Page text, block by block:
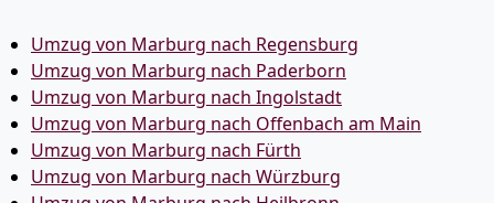
Umzug von Marburg nach Regensburg
Umzug von Marburg nach Paderborn
Umzug von Marburg nach Ingolstadt
Umzug von Marburg nach Offenbach am Main
Umzug von Marburg nach Fürth
Umzug von Marburg nach Würzburg